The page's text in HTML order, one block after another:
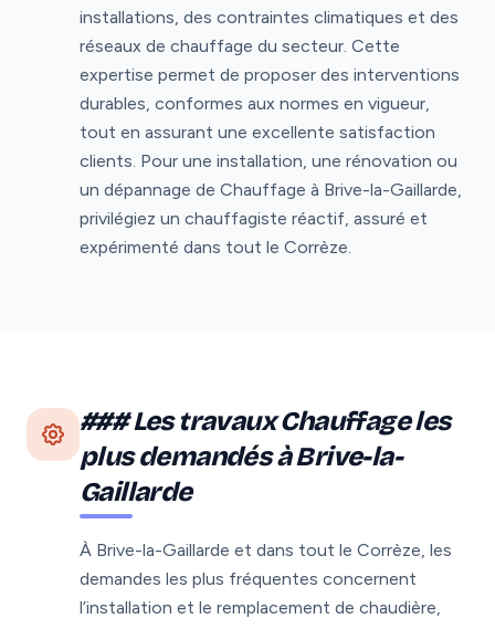
installations, des contraintes climatiques et des
réseaux de chauffage du secteur. Cette
expertise permet de proposer des interventions
durables, conformes aux normes en vigueur,
tout en assurant une excellente satisfaction
clients. Pour une installation, une rénovation ou
un dépannage de Chauffage à Brive-la-Gaillarde,
privilégiez un chauffagiste réactif, assuré et
expérimenté dans tout le Corrèze.
### Les travaux Chauffage les
plus demandés à Brive-la-
Gaillarde
À Brive-la-Gaillarde et dans tout le Corrèze, les
demandes les plus fréquentes concernent
l’installation et le remplacement de chaudière,